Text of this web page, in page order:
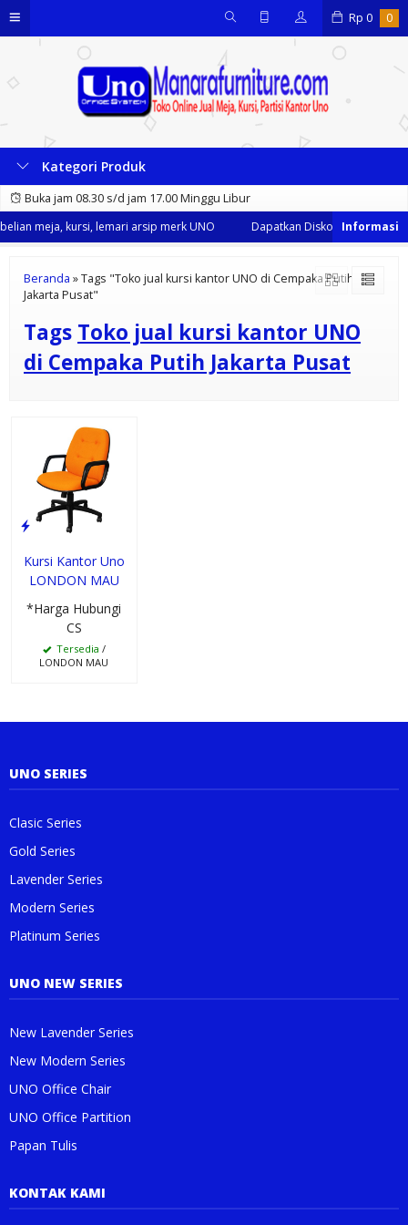
Rp 0 0
Kategori Produk
Buka jam 08.30 s/d jam 17.00 Minggu Libur
meja, kursi, lemari arsip merk UNO
Dapatkan Diskon 35% dari
Beranda »Tags "Toko jual kursi kantor UNO di Cempaka Putih
Jakarta Pusat"
Tags Toko jual kursi kantor UNO
di Cempaka Putih Jakarta Pusat
Kursi Kantor Uno
LONDON MAU
*Harga Hubungi
CS
Tersedia /
LONDON MAU
UNO SERIES
Clasic Series
Gold Series
Lavender Series
Modern Series
Platinum Series
UNO NEW SERIES
New Lavender Series
New Modern Series
UNO Office Chair
UNO Office Partition
Papan Tulis
KONTAK KAMI